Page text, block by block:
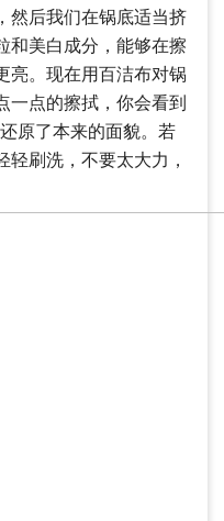
然后我们在锅底适当挤
和美白成分，能够在擦
亮。现在用百洁布对锅
一点的擦拭，你会看到
原了本来的面貌。若
刷洗，不要太大力，